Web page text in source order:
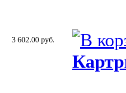
3 602.00 руб.